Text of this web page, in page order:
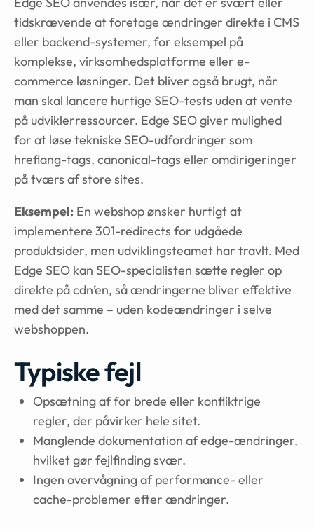
tidskrævende at foretage ændringer direkte i CMS
eller backend-systemer, for eksempel på
komplekse, virksomhedsplatforme eller e-
commerce løsninger. Det bliver også brugt, når
man skal lancere hurtige SEO-tests uden at vente
på udviklerressourcer. Edge SEO giver mulighed
for at løse tekniske SEO-udfordringer som
hreflang-tags, canonical-tags eller omdirigeringer
på tværs af store sites.
Eksempel: En webshop ønsker hurtigt at
implementere 301-redirects for udgåede
produktsider, men udviklingsteamet har travlt. Med
Edge SEO kan SEO-specialisten sætte regler op
direkte på cdn’en, så ændringerne bliver effektive
med det samme – uden kodeændringer i selve
webshoppen.
Typiske fejl
Opsætning af for brede eller konfliktrige
regler, der påvirker hele sitet.
Manglende dokumentation af edge-ændringer,
hvilket gør fejlfinding svær.
Ingen overvågning af performance- eller
cache-problemer efter ændringer.